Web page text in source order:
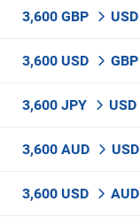
3,600 GBP USD
3,600 USD GBP
3,600 JPY USD
3,600 AUD USD
3,600 USD AUD